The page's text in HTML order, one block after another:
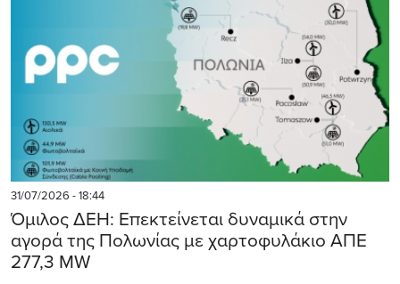
31/07/2026 - 18:44
Όμιλος ΔΕΗ: Επεκτείνεται δυναμικά στην
αγορά της Πολωνίας με χαρτοφυλάκιο ΑΠΕ
277,3 MW